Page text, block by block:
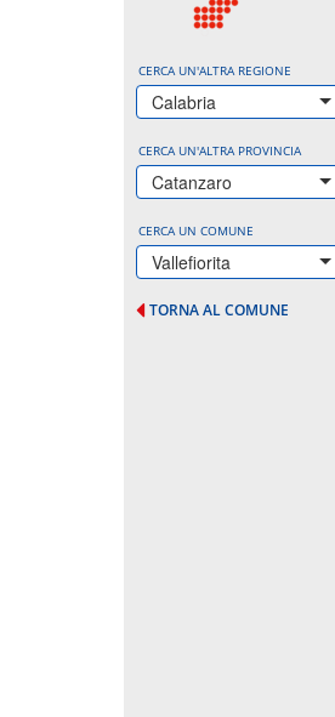
CERCA UN'ALTRA REGIONE
Calabria
CERCA UN'ALTRA PROVINCIA
Catanzaro
CERCA UN COMUNE
Vallefiorita
TORNA AL COMUNE